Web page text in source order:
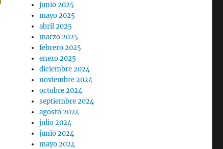
junio 2025
mayo 2025
abril 2025
marzo 2025
febrero 2025
enero 2025
diciembre 2024
noviembre 2024
octubre 2024
septiembre 2024
agosto 2024
julio 2024
junio 2024
mayo 2024